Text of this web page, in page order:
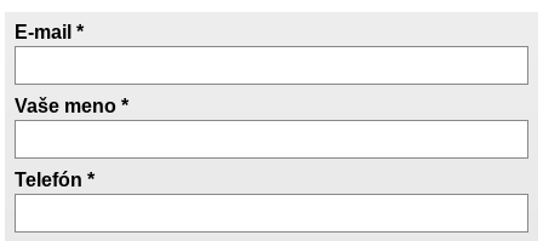
E-mail *
Vaše meno *
Telefón *